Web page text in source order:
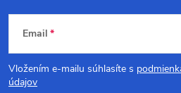
Z
á
Email
Vložením e-mailu súhlasíte s
údajov